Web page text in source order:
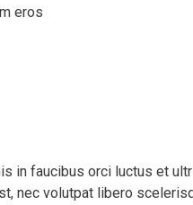
eros
in faucibus orci luctus et
nec volutpat libero